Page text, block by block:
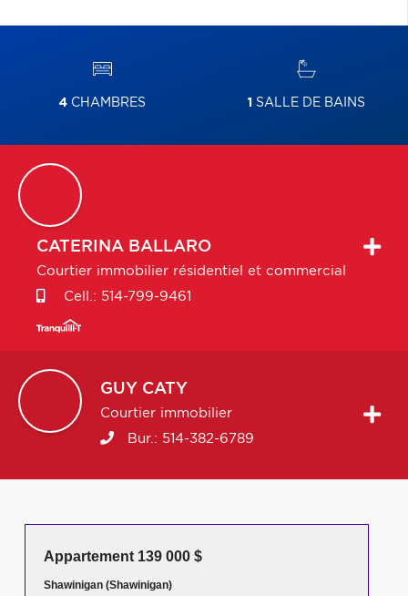
4 CHAMBRES 1 SALLE DE BAINS
CATERINA BALLARO
Courtier immobilier résidentiel et commercial
Cell.: 514-799-9461
GUY CATY
Courtier immobilier
Bur.: 514-382-6789
Appartement 139 000 $
Shawinigan (Shawinigan)